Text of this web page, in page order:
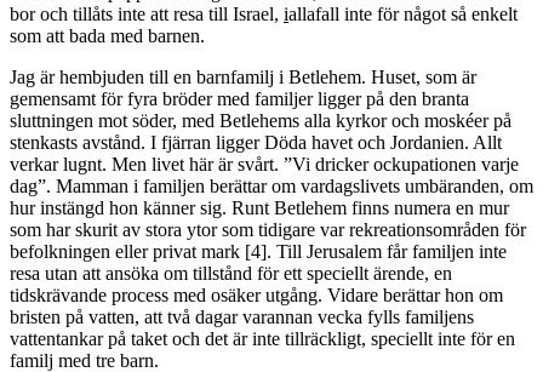
bor och tillåts inte att resa till Israel, iallafall inte för något så enkelt
som att bada med barnen.
Jag är hembjuden till en barnfamilj i Betlehem. Huset, som är
gemensamt för fyra bröder med familjer ligger på den branta
sluttningen mot söder, med Betlehems alla kyrkor och moskéer på
stenkasts avstånd. I fjärran ligger Döda havet och Jordanien. Allt
verkar lugnt. Men livet här är svårt. ”Vi dricker ockupationen varje
dag”. Mamman i familjen berättar om vardagslivets umbäranden, om
hur instängd hon känner sig. Runt Betlehem finns numera en mur
som har skurit av stora ytor som tidigare var rekreationsområden för
befolkningen eller privat mark [4]. Till Jerusalem får familjen inte
resa utan att ansöka om tillstånd för ett speciellt ärende, en
tidskrävande process med osäker utgång. Vidare berättar hon om
bristen på vatten, att två dagar varannan vecka fylls familjens
vattentankar på taket och det är inte tillräckligt, speciellt inte för en
familj med tre barn.